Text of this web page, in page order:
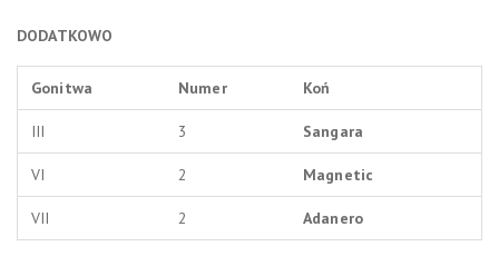
DODATKOWO
Gonitwa Numer Koń
III 3 Sangara
VI 2 Magnetic
VII 2 Adanero